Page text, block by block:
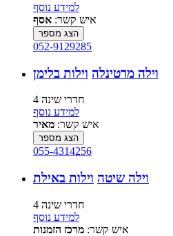
למידע נוסף
איש קשר: אסף
הצג מספר
052-9129285
וילה מרטינלה וילות בלימן
4 חדרי שינה
למידע נוסף
איש קשר: מאיר
הצג מספר
055-4314256
וילה שיטה וילות באילת
4 חדרי שינה
למידע נוסף
איש קשר: מרכז הזמנות